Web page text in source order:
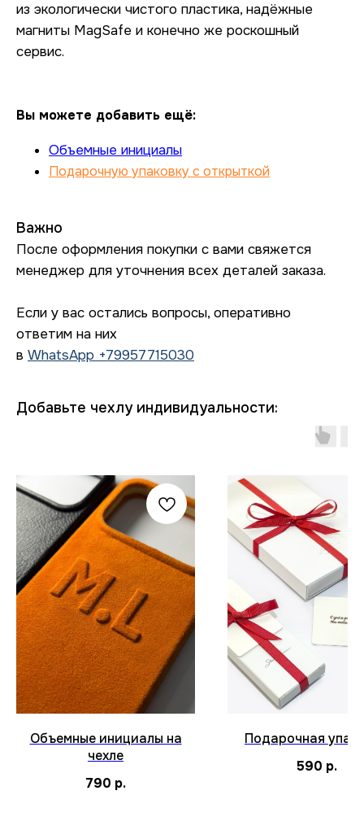
из экологически чистого пластика, надёжные
магниты MagSafe и конечно же роскошный
сервис.
Вы можете добавить ещё:
Объемные инициалы
Подарочную упаковку с открыткой
Важно
После оформления покупки с вами свяжется
менеджер для уточнения всех деталей заказа.
Если у вас остались вопросы, оперативно
ответим на них
в WhatsApp +79957715030
Добавьте чехлу индивидуальности:
Объемные инициалы на
чехле
790 р.
Подарочная
590 р.